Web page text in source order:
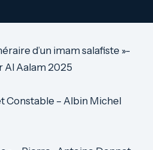
d’un imam salafiste »-
Al Aalam 2025
Constable – Albin Michel